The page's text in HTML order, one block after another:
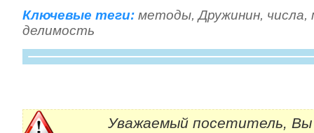
Ключевые теги: методы,Дружинин, числа,
делимость
Уважаемый посетитель, Вы